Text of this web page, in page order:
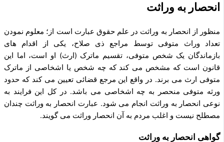
انحصار به وراثت
منظور از انحصار به وراثت در علم حقوق عبارت است از؛ معلوم نمودن
تعداد وراث متوفی توسط مراجع ذی­ صلاح، یکی از اقدام ­های
بازماندگان یک شخص متوفی، تقسیم ماترک (ارث) او است، اما این
قانون است که مشخص می‌ کند که چه شخص یا اشخاصی از ماترک
متوفی ارث می‌ برند. در واقع این مرجع قضائی تعیین می‌ کند که حدود
ورثه متوفی منحصر به چه اشخاصی می­ باشد. در کل این فرایند به
نوعی انحصار به وراثت انجام می‌ شود. عبارت انحصار به وراثت چندان
مصطلح نیست و اغلب مردم به آن انحصار وراثت می­ گویند.
گواهی انحصار به وراثت